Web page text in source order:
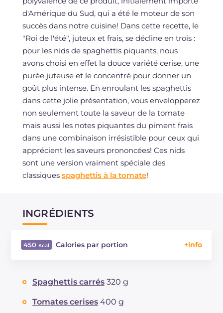
d'Amérique du Sud, qui a été le moteur de son
succès dans notre cuisine! Dans cette recette, le
"Roi de l'été", juteux et frais, se décline en trois :
pour les nids de spaghettis piquants, nous
avons choisi en effet la douce variété cerise, une
purée juteuse et le concentré pour donner un
goût plus intense. En enroulant les spaghettis
dans cette jolie présentation, vous envelopperez
non seulement toute la saveur de la tomate
mais aussi les notes piquantes du piment frais
dans une combinaison irrésistible pour ceux qui
apprécient les saveurs prononcées! Ces nids
sont une version vraiment spéciale des
classiques spaghettis à la tomate!
INGRÉDIENTS
450 Calories par portion
Dont sucres
Protéine
Spaghettis carrés 320 g
Tomates cerises 400 g